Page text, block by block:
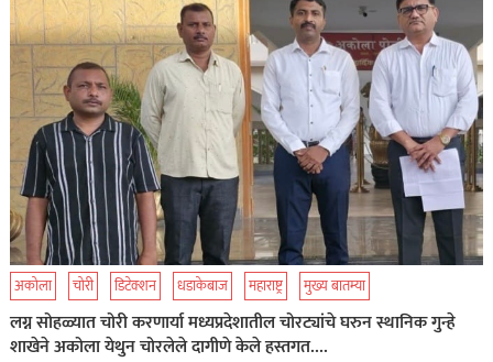
अकोला चोरी डिटेक्शन धडाकेबाज महाराष्ट्र मुख्य बातम्या
लग्न सोहळ्यात चोरी करणार्या मध्यप्रदेशातील चोरट्यांचे घरुन स्थानिक गुन्हे
शाखेने अकोला येथुन चोरलेले दागीणे केले हस्तगत….